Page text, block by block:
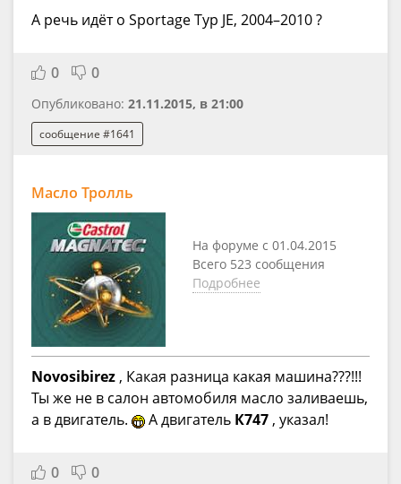
А речь идёт о Sportage Typ JE, 2004–2010 ?
0 0
Опубликовано: 21.11.2015, в 21:00
сообщение #1641
Масло Тролль
На форуме с 01.04.2015
Всего 523 сообщения
Подробнее
Novosibirez , Какая разница какая машина???!!!
Ты же не в салон автомобиля масло заливаешь,
а в двигатель.
А двигатель К747 , указал!
0 0